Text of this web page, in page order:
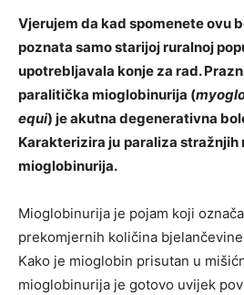
Vjerujem da kad spomenete ovu
poznata samo starijoj ruralnoj
upotrebljavala konje za rad.
paralitička mioglobinurija (
equi) je akutna degenerativna
Karakterizira ju paraliza stražnjih
mioglobinurija.
Mioglobinurija je pojam koji
prekomjernih količina
Kako je mioglobin prisutan u
mioglobinurija je gotovo uvijek